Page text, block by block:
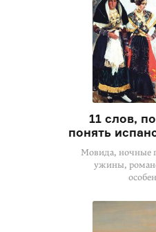
11 слов,
понять
Мовида, ночные
ужины,